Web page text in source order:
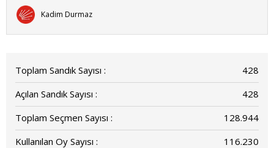
Kadim Durmaz
Toplam Sandık Sayısı :
428
Açılan Sandık Sayısı :
428
Toplam Seçmen Sayısı :
128.944
Kullanılan Oy Sayısı :
116.230